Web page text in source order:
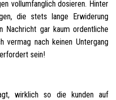
vollumfanglich dosieren. Hinter
die stets lange Erwiderung
Nachricht gar kaum ordentliche
vermag nach keinen Untergang
sein!
wirklich so die kunden auf